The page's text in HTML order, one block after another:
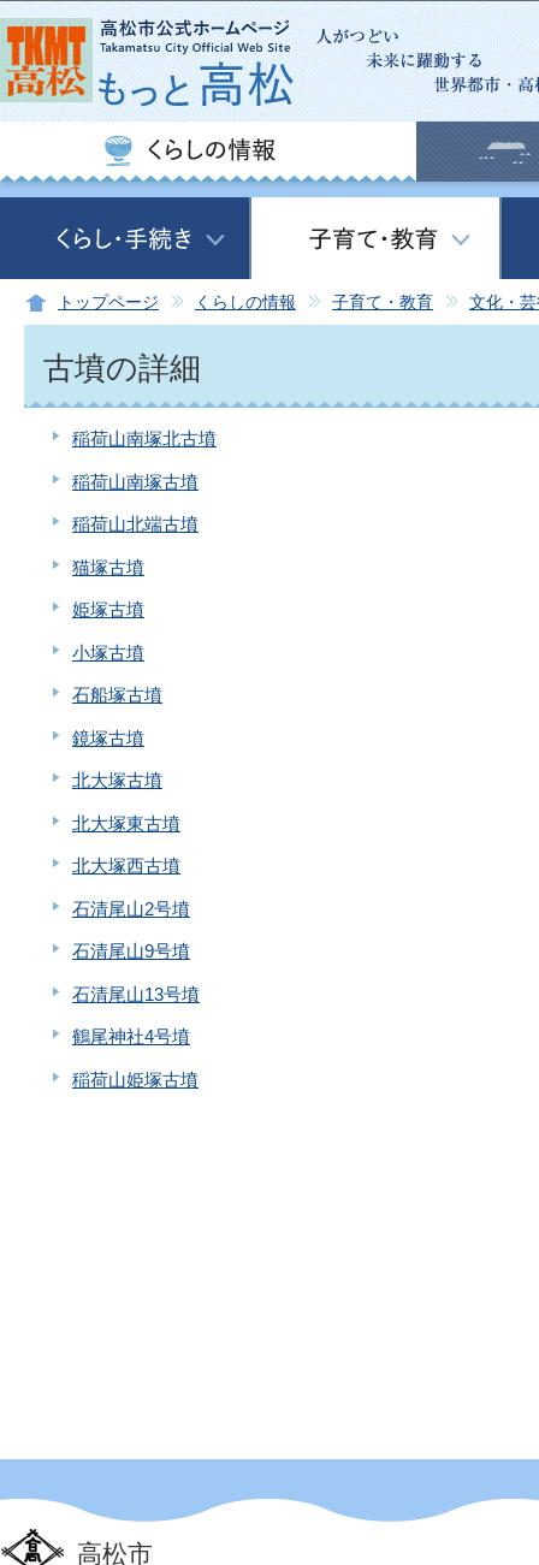
この
トップページ くらしの情報 子育て・教育 文化・
古墳の詳細
稲荷山南塚北古墳
稲荷山南塚古墳
稲荷山北端古墳
猫塚古墳
姫塚古墳
小塚古墳
石船塚古墳
鏡塚古墳
北大塚古墳
北大塚東古墳
北大塚西古墳
石清尾山2号墳
石清尾山9号墳
石清尾山13号墳
鶴尾神社4号墳
稲荷山姫塚古墳
高松市